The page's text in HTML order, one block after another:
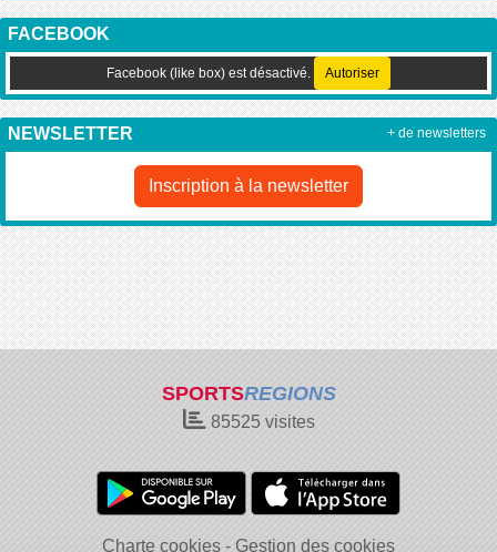
FACEBOOK
Facebook (like box) est désactivé. Autoriser
NEWSLETTER
Inscription à la newsletter
+ de newsletters
SPORTSREGIONS
85525visites
Charte cookies Gestion des cookies